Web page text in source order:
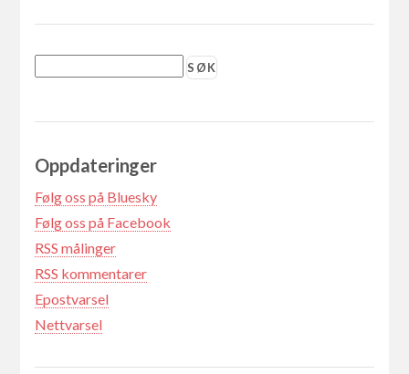
Oppdateringer
Følg oss på Bluesky
Følg oss på Facebook
RSS målinger
RSS kommentarer
Epostvarsel
Nettvarsel